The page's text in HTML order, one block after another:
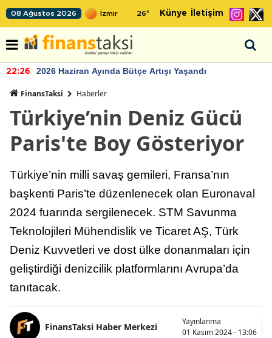
08 Ağustos 2026 26° Künye İletişim
22:26 2026 Haziran Ayında Bütçe Artışı Yaşandı
FinansTaksi Haberler
Türkiye’nin Deniz Gücü
Paris'te Boy Gösteriyor
Türkiye’nin milli savaş gemileri, Fransa’nın
başkenti Paris’te düzenlenecek olan Euronaval
2024 fuarında sergilenecek. STM Savunma
Teknolojileri Mühendislik ve Ticaret AŞ, Türk
Deniz Kuvvetleri ve dost ülke donanmaları için
geliştirdiği denizcilik platformlarını Avrupa’da
tanıtacak.
FinansTaksi Haber Merkezi
Yayınlanma
01 Kasım 2024 - 13:06